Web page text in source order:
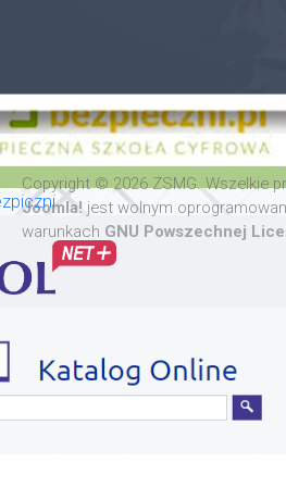
Copyright © 2026 ZSMG. Wszelkie
Joomla! jest wolnym
warunkach GNU Powszechnej